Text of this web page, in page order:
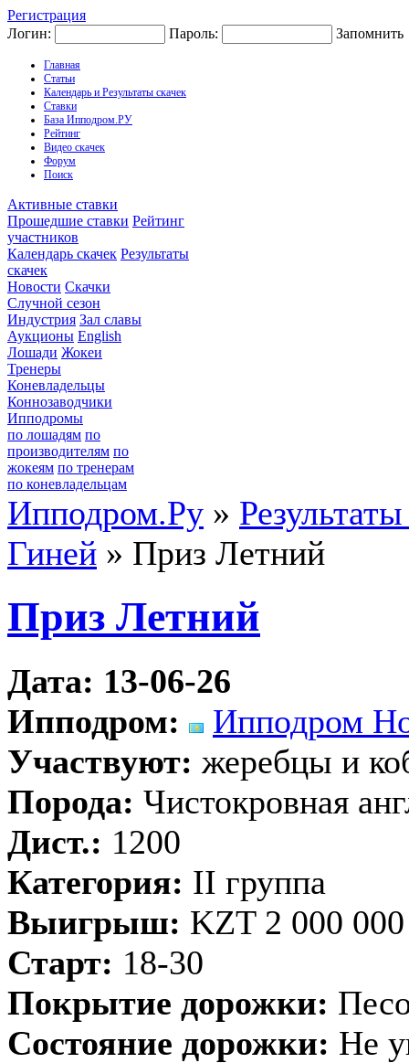
Регистрация
Логин:
Пароль: Запомнить
Главная
Статьи
Календарь и Результаты скачек
Ставки
База Ипподром.РУ
Рейтинг
Видео скачек
Форум
Поиск
Активные ставки
Прошедшие ставки Рейтинг
участников
Календарь скачек Результаты
скачек
Новости Скачки
Случной сезон
Индустрия Зал славы
Аукционы English
Лошади Жокеи
Тренеры
Коневладельцы
Коннозаводчики
Ипподромы
по лошадям по
производителям по
жокеям по тренерам
по коневладельцам
Ипподром.Ру »
Гиней » Приз Летний
Приз Летний
Дата: 13-06-26
Ипподром:
Ипподром
Участвуют: жеребцы и
Порода: Чистокровная
Дист.: 1200
Категория: II группа
Выигрыш: KZT 2 000 000
Старт: 18-30
Покрытие дорожки:
Состояние дорожки: Не